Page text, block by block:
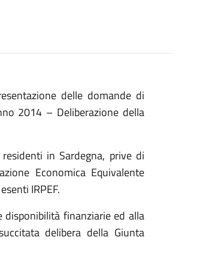
delle domande di
2014 – Deliberazione della
in Sardegna, prive di
Economica Equivalente
IRPEF.
finanziarie ed alla
delibera della Giunta